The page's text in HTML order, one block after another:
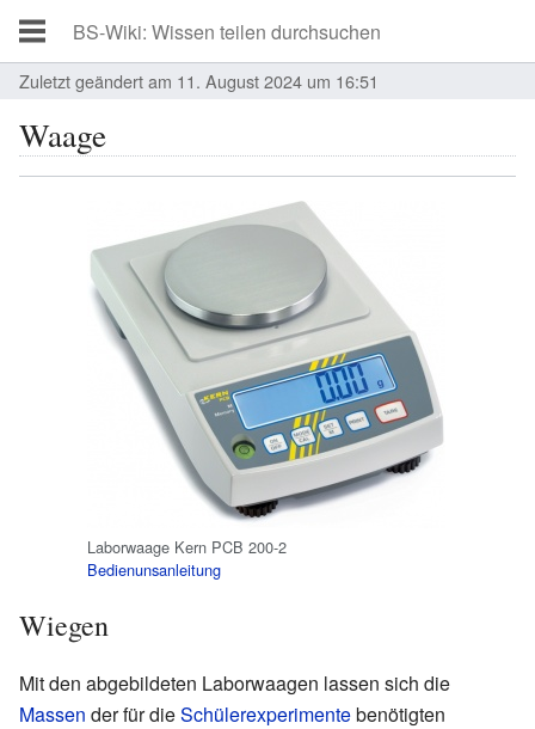
Zuletzt geändert am 11. August 2024 um 16:51
Waage
Laborwaage Kern PCB 200-2
Bedienunsanleitung
Wiegen
Mit den abgebildeten Laborwaagen lassen sich die
Massen der für dieSchülerexperimentebenötigten